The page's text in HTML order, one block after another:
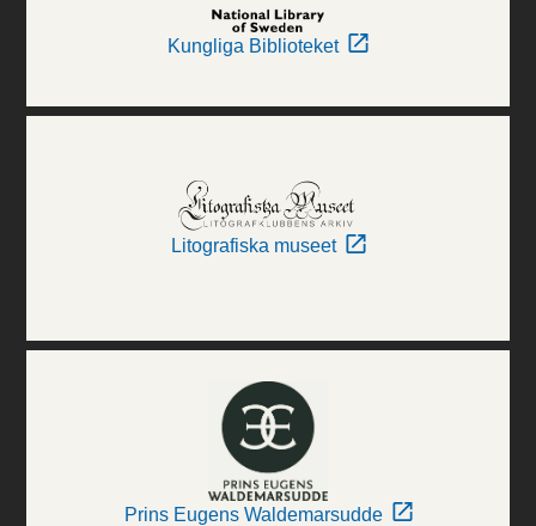
Kungliga Biblioteket
Litografiska museet
Prins Eugens Waldemarsudde